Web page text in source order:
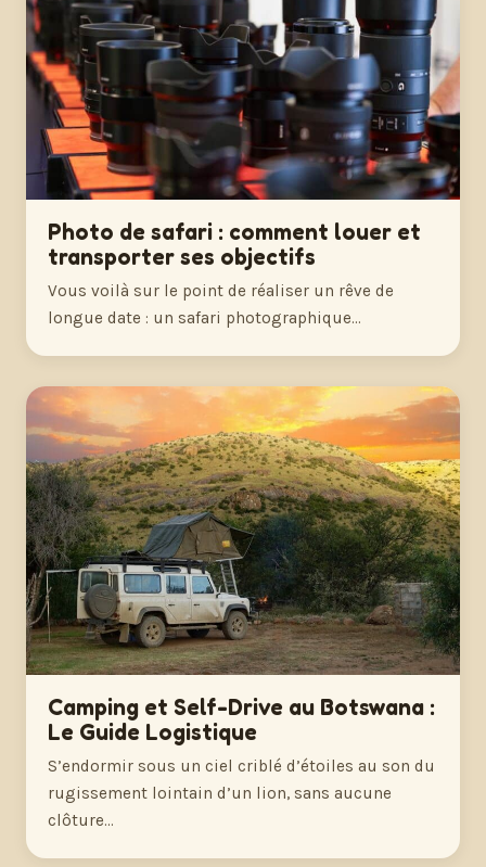
Photo de safari : comment louer et
transporter ses objectifs
Vous voilà sur le point de réaliser un rêve de
longue date : un safari photographique…
Camping et Self-Drive au Botswana :
Le Guide Logistique
S’endormir sous un ciel criblé d’étoiles au son du
rugissement lointain d’un lion, sans aucune
clôture…